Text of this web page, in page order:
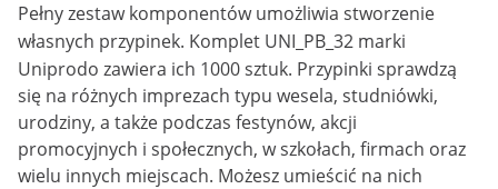
Pełny zestaw komponentów umożliwia stworzenie
własnych przypinek. Komplet UNI_PB_32 marki
Uniprodo zawiera ich 1000 sztuk. Przypinki sprawdzą
się na różnych imprezach typu wesela, studniówki,
urodziny, a także podczas festynów, akcji
promocyjnych i społecznych, w szkołach, firmach oraz
wielu innych miejscach. Możesz umieścić na nich